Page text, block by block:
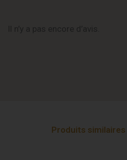
Produits similaires